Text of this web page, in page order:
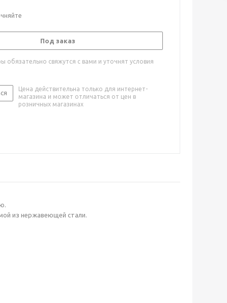
Под заказ
обязательно свяжутся с вами и уточнят условия
Цена действительна только для интернет-
магазина и может отличаться от цен в
розничных магазинах
из нержавеющей стали.